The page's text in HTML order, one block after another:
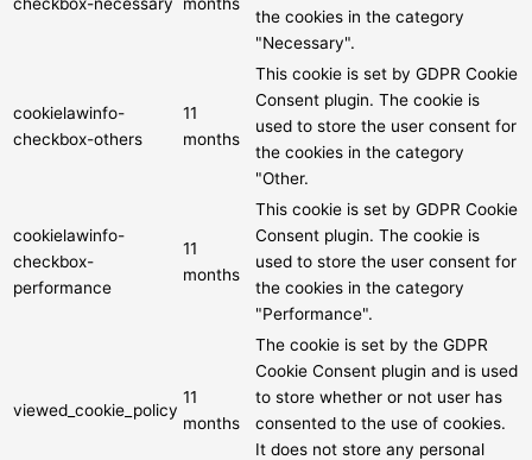
the cookies in the category
"Necessary".
cookielawinfo-
checkbox-others
11
months
This cookie is set by GDPR Cookie
Consent plugin. The cookie is
used to store the user consent for
the cookies in the category
"Other.
cookielawinfo-
checkbox-
performance
11
months
This cookie is set by GDPR Cookie
Consent plugin. The cookie is
used to store the user consent for
the cookies in the category
"Performance".
viewed_cookie_policy
11
months
The cookie is set by the GDPR
Cookie Consent plugin and is used
to store whether or not user has
consented to the use of cookies.
It does not store any personal